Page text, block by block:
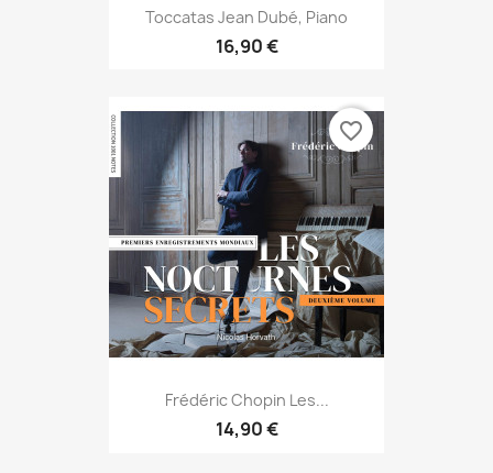
Toccatas Jean Dubé, Piano
16,90 €
Frédéric Chopin Les...
14,90 €
favorite_border